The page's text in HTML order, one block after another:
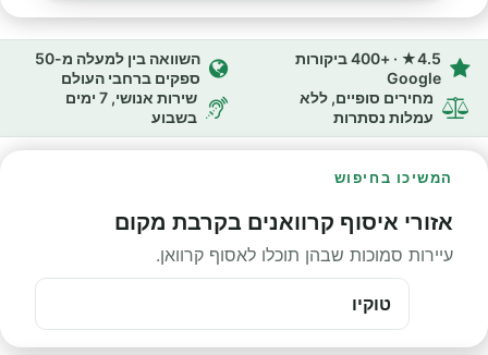
4.5★ · +400 ביקורות
Google
השוואה בין למעלה מ-50
ספקים ברחבי העולם
מחירים סופיים, ללא
עמלות נסתרות
שירות אנושי, 7 ימים
בשבוע
המשיכו בחיפוש
אזורי איסוף קרוואנים בקרבת מקום
עיירות סמוכות שבהן תוכלו לאסוף קרוואן.
טוקיו